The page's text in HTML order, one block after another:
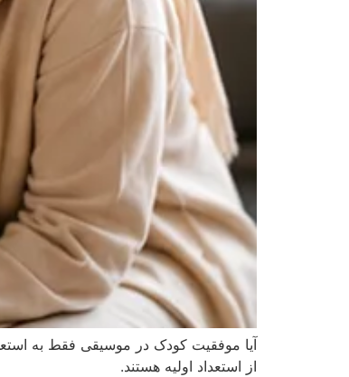
آیا موفقیت کودک در موسیقی فقط به
از استعداد اولیه هستند.